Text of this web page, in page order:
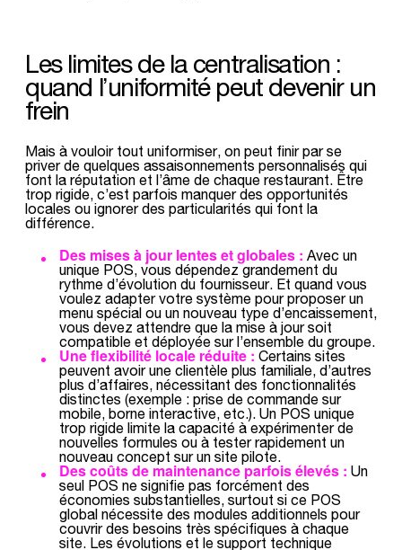
Les limites de la centralisation :
quand l’uniformité peut devenir un
frein
Mais à vouloir tout uniformiser, on peut finir par se
priver de quelques assaisonnements personnalisés qui
font la réputation et l’âme de chaque restaurant. Être
trop rigide, c’est parfois manquer des opportunités
locales ou ignorer des particularités qui font la
différence.
Des mises à jour lentes et globales : Avec un
unique POS, vous dépendez grandement du
rythme d’évolution du fournisseur. Et quand vous
voulez adapter votre système pour proposer un
menu spécial ou un nouveau type d’encaissement,
vous devez attendre que la mise à jour soit
compatible et déployée sur l’ensemble du groupe.
Une flexibilité locale réduite : Certains sites
peuvent avoir une clientèle plus familiale, d’autres
plus d’affaires, nécessitant des fonctionnalités
distinctes (exemple : prise de commande sur
mobile, borne interactive, etc.). Un POS unique
trop rigide limite la capacité à expérimenter de
nouvelles formules ou à tester rapidement un
nouveau concept sur un site pilote.
Des coûts de maintenance parfois élevés : Un
seul POS ne signifie pas forcément des
économies substantielles, surtout si ce POS
global nécessite des modules additionnels pour
couvrir des besoins très spécifiques à chaque
site. Les évolutions et le support technique